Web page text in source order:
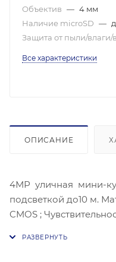
Объектив — 4 мм
Наличие microSD —
Защита от пыли/
Все характеристики
ОПИСАНИЕ
4МР уличная мини-
подсветкой до10 м.
CMOS ;